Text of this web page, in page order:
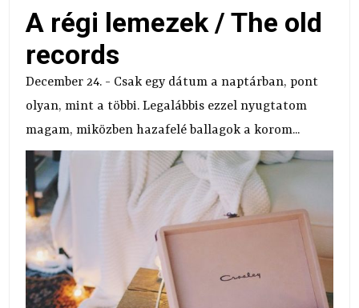
A régi lemezek / The old
records
December 24. - Csak egy dátum a naptárban, pont
olyan, mint a többi. Legalábbis ezzel nyugtatom
magam, miközben hazafelé ballagok a korom...